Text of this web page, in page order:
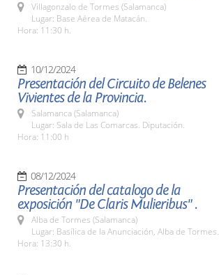
Villagonzalo de Tormes (Salamanca)
Lugar: Base Aérea de Matacán.
Hora: 11:30 h.
10/12/2024
Presentación del Circuito de Belenes
Vivientes de la Provincia.
Salamanca (Salamanca)
Lugar: Sala de Las Comarcas. Diputación.
Hora: 11:00 h
08/12/2024
Presentación del catalogo de la
exposición "De Claris Mulieribus" .
Alba de Tormes (Salamanca)
Lugar: Basílica de la Anunciación, Alba de Tormes.
Hora: 13:30 h.